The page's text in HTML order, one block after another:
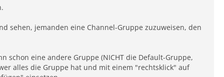
sehen, jemanden eine Channel-Gruppe zuzuweisen, den
schon eine andere Gruppe (NICHT die Default-Gruppe,
alles die Gruppe hat und mit einem "rechtsklick" auf